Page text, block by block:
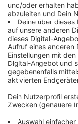
denen drei oder
innerhalb einer
Anzeige